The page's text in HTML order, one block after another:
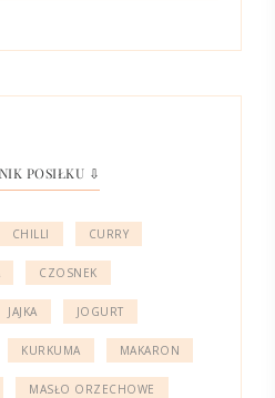
POSIŁKU ⇩
CHILLI CURRY
CZOSNEK
JAJKA JOGURT
KURKUMA MAKARON
MASŁO ORZECHOWE